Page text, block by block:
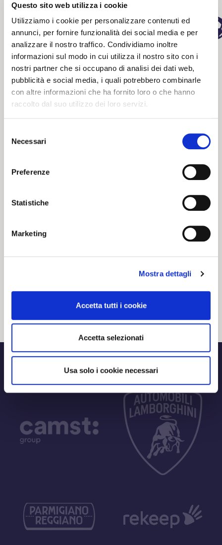
Questo sito web utilizza i cookie
Utilizziamo i cookie per personalizzare contenuti ed
annunci, per fornire funzionalità dei social media e per
analizzare il nostro traffico. Condividiamo inoltre
informazioni sul modo in cui utilizza il nostro sito con i
nostri partner che si occupano di analisi dei dati web,
pubblicità e social media, i quali potrebbero combinarle
con altre informazioni che ha fornito loro o che hanno
raccolto dal suo utilizzo dei loro servizi.
delNecessari
Preferenze
Statistiche
Marketing
Mostra dettagli
Accetta tutti i cookie
Accetta selezionati
Usa solo i cookie necessari
I ZUG D’NA
VOLTA –
SELENELLA
EDITION
San Valentino in
Kids’ Stand
ROSSOBLU’
NEWS 20 02 2024